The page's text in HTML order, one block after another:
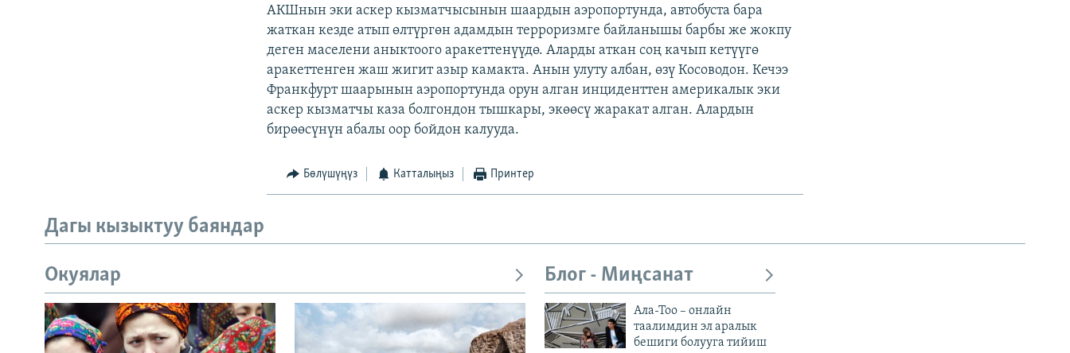
АКШнын эки аскер кызматчысынын шаардын аэропортунда, автобуста бара
жаткан кезде атып өлтүргөн адамдын терроризмге байланышы барбы же жокпу
деген маселени аныктоого аракеттенүүдө. Аларды аткан соң качып кетүүгө
аракеттенген жаш жигит азыр камакта. Анын улуту албан, өзү Косоводон. Кечээ
Франкфурт шаарынын аэропортунда орун алган инциденттен америкалык эки
аскер кызматчы каза болгондон тышкары, экөөсү жаракат алган. Алардын
бирөөсүнүн абалы оор бойдон калууда.
Бөлүшүңүз Катталыңыз Принтер
Дагы кызыктуу баяндар
Окуялар Блог - Миңсанат
Ала-Тоо – онлайн
таалимдин эл аралык
бешиги болууга тийиш